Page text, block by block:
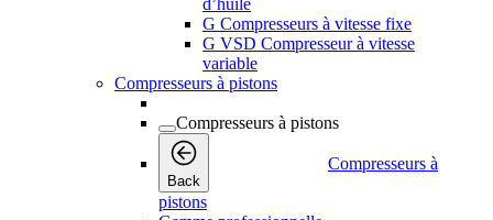
d’huile
G Compresseurs à vitesse fixe
G VSD Compresseur à vitesse
variable
Compresseurs à pistons
Compresseurs à pistons
Back
Compresseurs à
pistons